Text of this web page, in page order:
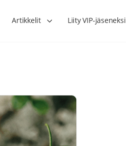
Artikkelit Liity VIP-jäseneksi